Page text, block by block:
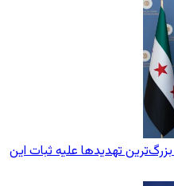
تهدیدها علیه ثبات این